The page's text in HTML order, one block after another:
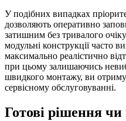
У подібних випадках
дозволяють оперативно
затишним без тривалого
модульні конструкції часто
максимально реалістично
при цьому залишаючись
швидкого монтажу, ви
сервісному обслуговуванні.
Готові рішення